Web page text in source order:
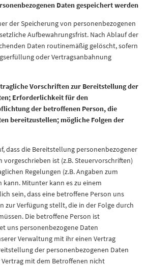
Daten gespeichert werden
der Speicherung von personenbezogenen
Aufbewahrungsfrist. Nach Ablauf der
Daten routinemäßig gelöscht, sofern
oder Vertragsanbahnung
Vorschriften zur Bereitstellung der
Erforderlichkeit für den
der betroffenen Person, die
bereitzustellen; mögliche Folgen der
dass die Bereitstellung personenbezogener
vorgeschrieben ist (z.B. Steuervorschriften)
Regelungen (z.B. Angaben zum
kann. Mitunter kann es zu einem
sein, dass eine betroffene Person uns
zur Verfügung stellt, die in der Folge durch
Die betroffene Person ist
uns personenbezogene Daten
Verwaltung mit ihr einen Vertrag
der personenbezogenen Daten
Vertrag mit dem Betroffenen nicht